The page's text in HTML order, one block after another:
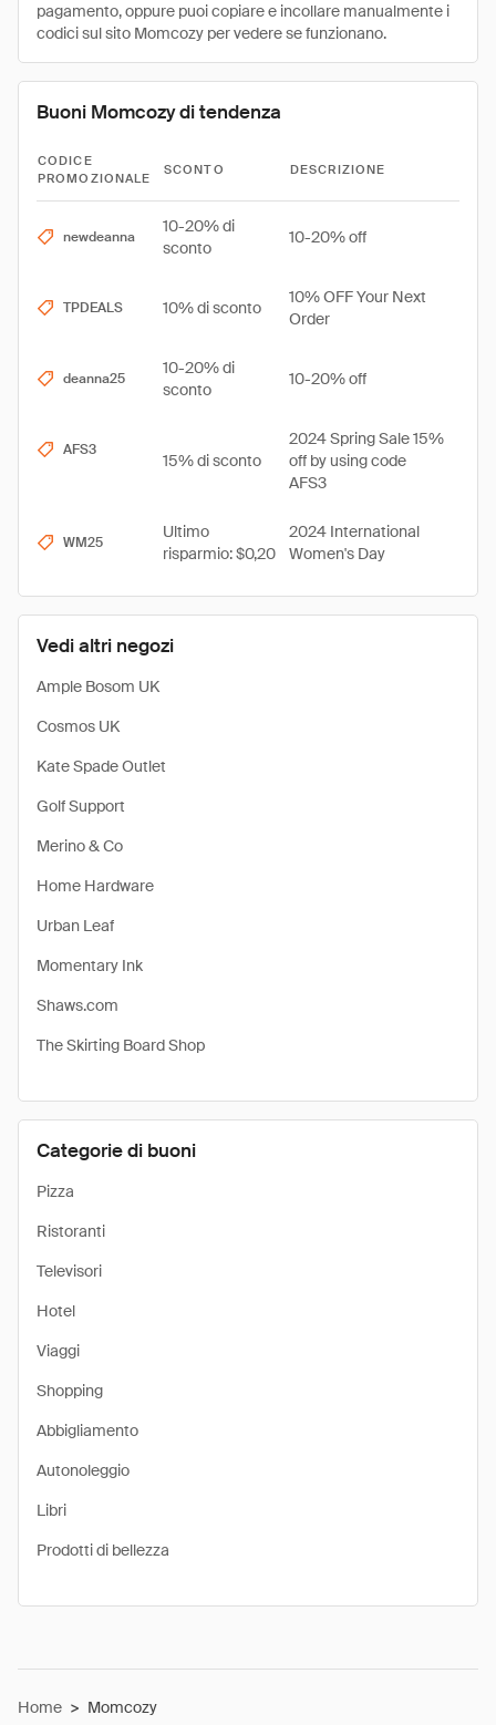
Vedi altri negozi
Ample Bosom UK
Cosmos UK
Kate Spade Outlet
Golf Support
Merino & Co
Home Hardware
Urban Leaf
Momentary Ink
Shaws.com
The Skirting Board Shop
Categorie di buoni
Pizza
Ristoranti
Televisori
Hotel
Viaggi
Shopping
Abbigliamento
Autonoleggio
Libri
Prodotti di bellezza
pagamento, oppure puoi copiare e incollare manualmente i
codici sul sito Momcozy per vedere se funzionano.
Buoni Momcozy di tendenza
CODICE
PROMOZIONALE
SCONTO DESCRIZIONE
newdeanna
10-20% di
sconto
10-20% off
TPDEALS 10% di sconto
10% OFF Your Next
Order
deanna25
10-20% di
sconto
10-20% off
AFS3
15% di sconto
2024 Spring Sale 15%
off by using code
AFS3
WM25
Ultimo
risparmio: $0,20
2024 International
Women's Day
Home > Momcozy